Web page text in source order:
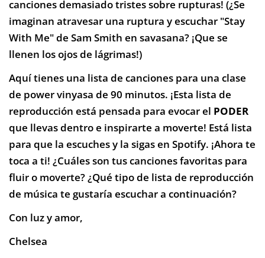
canciones demasiado tristes sobre rupturas! (¿Se
imaginan atravesar una ruptura y escuchar "Stay
With Me" de Sam Smith en savasana? ¡Que se
llenen los ojos de lágrimas!)
Aquí tienes una lista de canciones para una clase
de power vinyasa de 90 minutos. ¡Esta lista de
reproducción está pensada para evocar el PODER
que llevas dentro e inspirarte a moverte! Está lista
para que la escuches y la sigas en Spotify. ¡Ahora te
toca a ti! ¿Cuáles son tus canciones favoritas para
fluir o moverte? ¿Qué tipo de lista de reproducción
de música te gustaría escuchar a continuación?
Con luz y amor,
Chelsea